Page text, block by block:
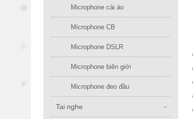
Microphone cài áo
Microphone CB
Microphone DSLR
Microphone biên giới
Microphone đeo đầu
Tai nghe